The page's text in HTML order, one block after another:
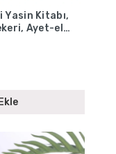
Yasin Kitabı,
Ayet-el
- Mevlüt